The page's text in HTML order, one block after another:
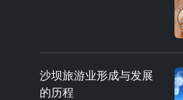
沙坝旅游业形成与发展
的历程